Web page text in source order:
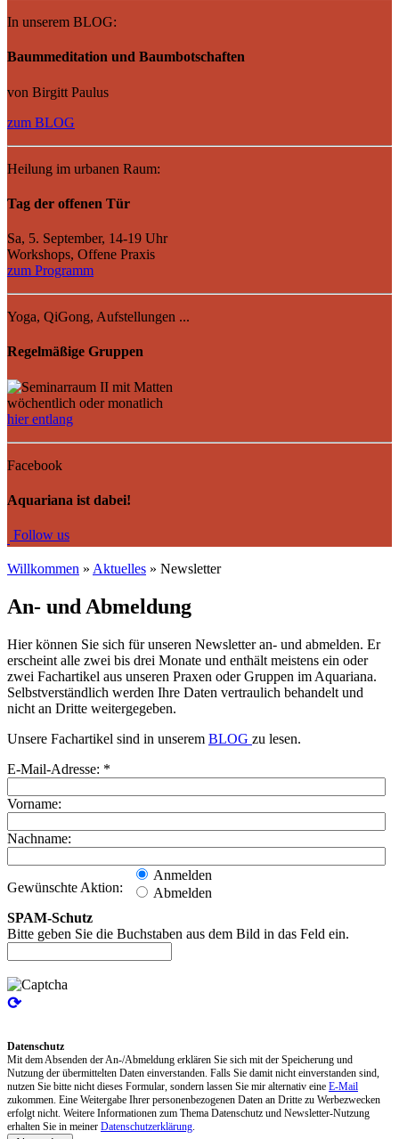
In unserem BLOG:
Baummeditation und Baumbotschaften
von Birgitt Paulus
zum BLOG
Heilung im urbanen Raum:
Tag der offenen Tür
Sa, 5. September, 14-19 Uhr
Workshops, Offene Praxis
zum Programm
Yoga, QiGong, Aufstellungen ...
Regelmäßige Gruppen
wöchentlich oder monatlich
hier entlang
Facebook
Aquariana ist dabei!
Follow us
Willkommen » Aktuelles » Newsletter
An- und Abmeldung
Hier können Sie sich für unseren Newsletter an- und abmelden. Er
erscheint alle zwei bis drei Monate und enthält meistens ein oder
zwei Fachartikel aus unseren Praxen oder Gruppen im Aquariana.
Selbstverständlich werden Ihre Daten vertraulich behandelt und
nicht an Dritte weitergegeben.
Unsere Fachartikel sind in unserem BLOG zu lesen.
E-Mail-Adresse: *
Vorname:
Nachname:
Gewünschte Aktion:
Anmelden
Abmelden
SPAM-Schutz
Bitte geben Sie die Buchstaben aus dem Bild in das Feld ein.
⟳
Datenschutz
Mit dem Absenden der An-/Abmeldung erklären Sie sich mit der Speicherung und
Nutzung der übermittelten Daten einverstanden. Falls Sie damit nicht einverstanden sind,
nutzen Sie bitte nicht dieses Formular, sondern lassen Sie mir alternativ eine E-Mail
zukommen. Eine Weitergabe Ihrer personenbezogenen Daten an Dritte zu Werbezwecken
erfolgt nicht. Weitere Informationen zum Thema Datenschutz und Newsletter-Nutzung
erhalten Sie in meiner Datenschutzerklärung.